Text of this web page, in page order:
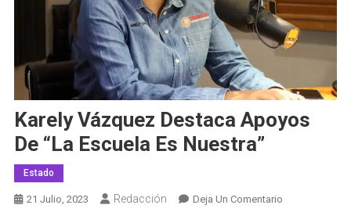
Karely Vázquez Destaca Apoyos
De “La Escuela Es Nuestra”
Estado
21 Julio, 2023 Redacción Deja Un ComentarioEn